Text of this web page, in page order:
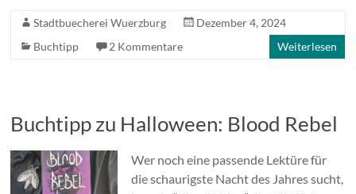
Stadtbuecherei Wuerzburg
Dezember 4, 2024
Buchtipp
2 Kommentare Weiterlesen
Buchtipp zu Halloween: Blood Rebel
Wer noch eine passende Lektüre für
die schaurigste Nacht des Jahres sucht,